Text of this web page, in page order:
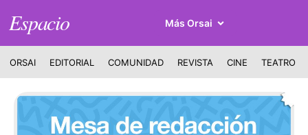
Espacio Más Orsai
ORSAI EDITORIAL COMUNIDAD REVISTA CINE TEATRO